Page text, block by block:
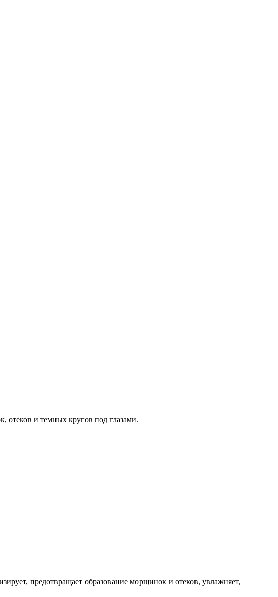
отеков и темных кругов под глазами.
предотвращает образование морщинок и отеков, увлажняет,